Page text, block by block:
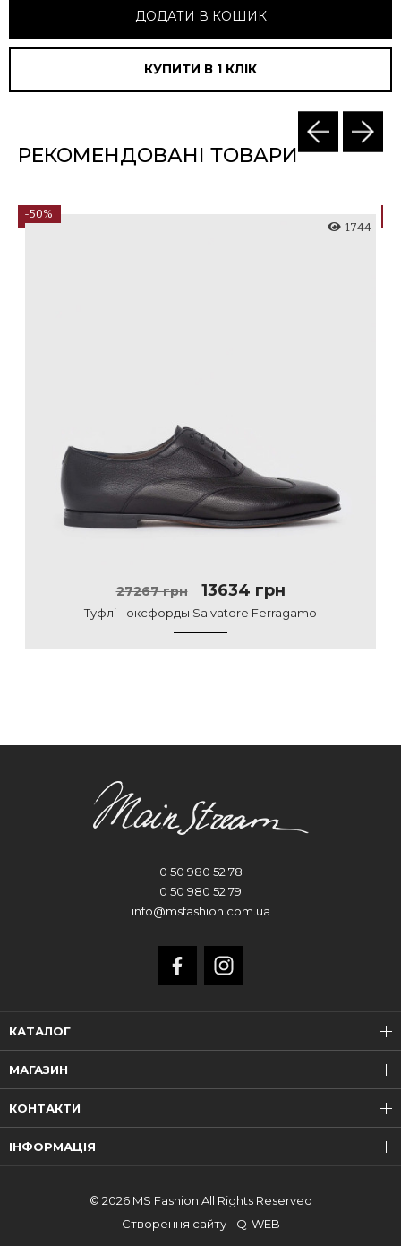
ДОДАТИ В КОШИК
КУПИТИ В 1 КЛIК
РЕКОМЕНДОВАНІ ТОВАРИ
-50%
27267 грн 13634 грн
Туфлі - оксфорды Salvatore Ferragamo
1744
КАТАЛОГ
МАГАЗИН
0 50 980 52 78
0 50 980 52 79
info@msfashion.com.ua
КОНТАКТИ
ІНФОРМАЦІЯ
© 2026 MS Fashion All Rights Reserved
Створення сайту - Q-WEB